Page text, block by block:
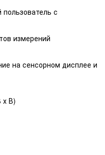
с
измерений
на сенсорном дисплее и
х В)